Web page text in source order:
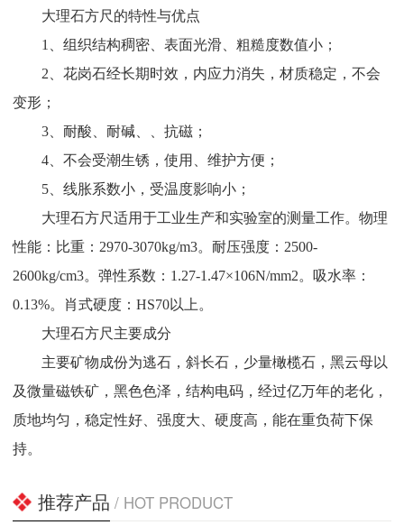
大理石方尺的特性与优点
1、组织结构稠密、表面光滑、粗糙度数值小；
2、花岗石经长期时效，内应力消失，材质稳定，不会
变形；
3、耐酸、耐碱、、抗磁；
4、不会受潮生锈，使用、维护方便；
5、线胀系数小，受温度影响小；
大理石方尺适用于工业生产和实验室的测量工作。物理
性能：比重：2970-3070kg/m3。耐压强度：2500-
2600kg/cm3。弹性系数：1.27-1.47×106N/mm2。吸水率：
0.13%。肖式硬度：HS70以上。
大理石方尺主要成分
主要矿物成份为逃石，斜长石，少量橄榄石，黑云母以
及微量磁铁矿，黑色色泽，结构电码，经过亿万年的老化，
质地均匀，稳定性好、强度大、硬度高，能在重负荷下保
持。
推荐产品 / HOT PRODUCT